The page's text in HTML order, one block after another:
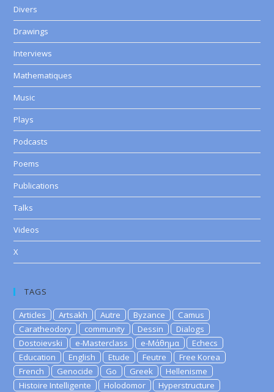
Divers
Drawings
Interviews
Mathematiques
Music
Plays
Podcasts
Poems
Publications
Talks
Videos
X
TAGS
Articles Artsakh Autre Byzance
Camus
Caratheodory
community Dessin
Dialogs
Dostoievski
e-Masterclass e-Μάθημα
Echecs
Education
English Etude Feutre
Free Korea
French
Genocide Go Greek
Hellenisme
Histoire Intelligente
Holodomor
Hyperstructure